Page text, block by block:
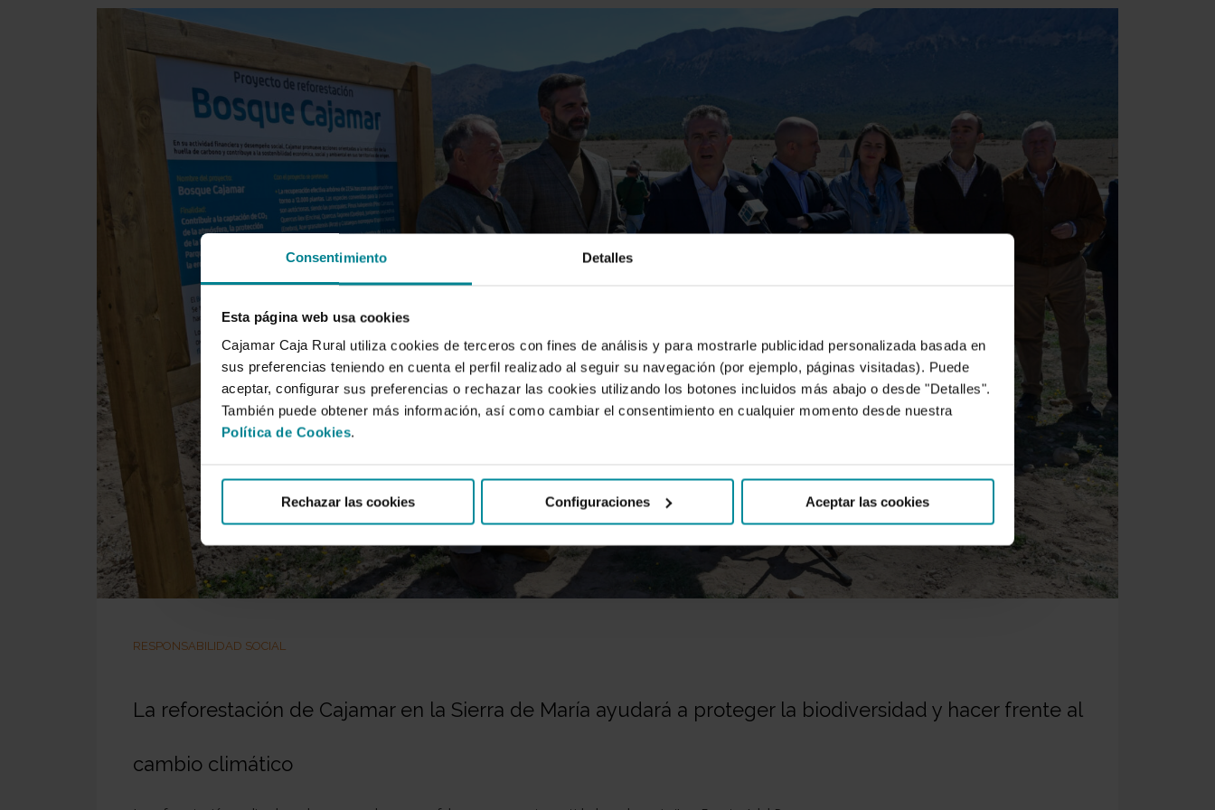
Consentimiento Detalles
Esta página web usa cookies
Cajamar Caja Rural utiliza cookies de terceros con fines de análisis y para mostrarle publicidad personalizada basada en
sus preferencias teniendo en cuenta el perfil realizado al seguir su navegación (por ejemplo, páginas visitadas). Puede
aceptar, configurar sus preferencias o rechazar las cookies utilizando los botones incluidos más abajo o desde "Detalles".
También puede obtener más información, así como cambiar el consentimiento en cualquier momento desde nuestra
Política de Cookies.
Rechazar las cookies Configuraciones Aceptar las cookies
RESPONSABILIDAD SOCIAL
La reforestación de Cajamar en la Sierra de María ayudará a proteger la biodiversidad y hacer frente al
cambio climático